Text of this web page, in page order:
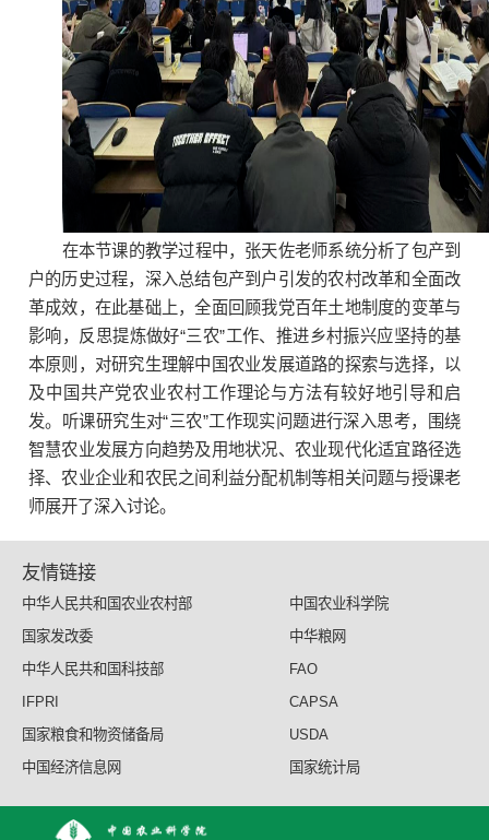
在本节课的教学过程中，张天佐老师系统分析了包产到
户的历史过程，深入总结包产到户引发的农村改革和全面改
革成效，在此基础上，全面回顾我党百年土地制度的变革与
影响，反思提炼做好“三农”工作、推进乡村振兴应坚持的基
本原则，对研究生理解中国农业发展道路的探索与选择，以
及中国共产党农业农村工作理论与方法有较好地引导和启
发。听课研究生对“三农”工作现实问题进行深入思考，围绕
智慧农业发展方向趋势及用地状况、农业现代化适宜路径选
择、农业企业和农民之间利益分配机制等相关问题与授课老
师展开了深入讨论。
友情链接
中华人民共和国农业农村部
中国农业科学院
国家发改委
中华粮网
中华人民共和国科技部
FAO
IFPRI
CAPSA
国家粮食和物资储备局
USDA
中国经济信息网
国家统计局